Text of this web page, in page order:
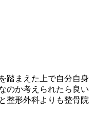
踏まえた上で自分自身
のか考えられたら良い
整形外科よりも整骨院